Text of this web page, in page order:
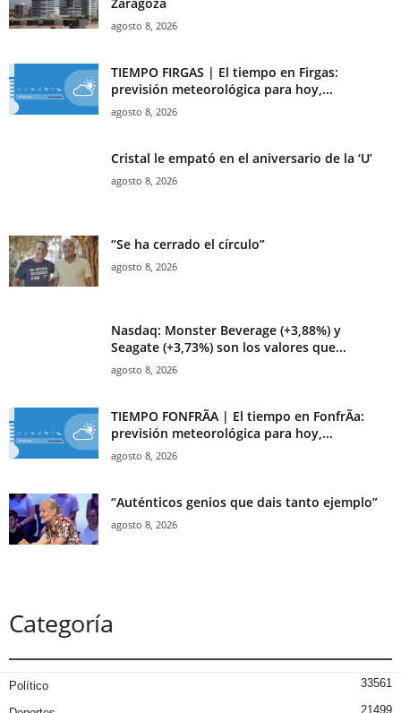
Zaragoza
agosto 8, 2026
TIEMPO FIRGAS | El tiempo en Firgas:
previsión meteorológica para hoy,...
agosto 8, 2026
Cristal le empató en el aniversario de la ‘U’
agosto 8, 2026
“Se ha cerrado el círculo”
agosto 8, 2026
Nasdaq: Monster Beverage (+3,88%) y
Seagate (+3,73%) son los valores que...
agosto 8, 2026
TIEMPO FONFRÃ­A | El tiempo en FonfrÃ­a:
previsión meteorológica para hoy,...
agosto 8, 2026
“Auténticos genios que dais tanto ejemplo”
agosto 8, 2026
Categoría
Político 33561
21499